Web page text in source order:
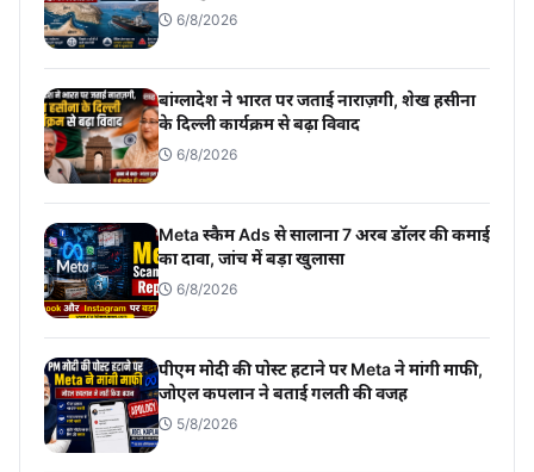
6/8/2026
बांग्लादेश ने भारत पर जताई नाराज़गी, शेख हसीना
के दिल्ली कार्यक्रम से बढ़ा विवाद
6/8/2026
Meta स्कैम Ads से सालाना 7 अरब डॉलर की कमाई
का दावा, जांच में बड़ा खुलासा
6/8/2026
पीएम मोदी की पोस्ट हटाने पर Meta ने मांगी माफी,
जोएल कपलान ने बताई गलती की वजह
5/8/2026